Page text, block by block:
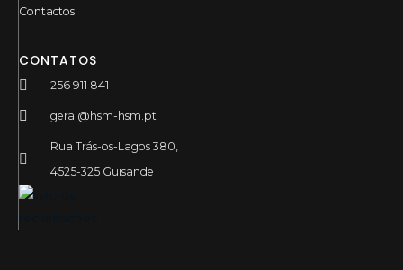
Contactos
CONTATOS
256 911 841
geral@hsm-hsm.pt
Rua Trás-os-Lagos 380,
4525-325 Guisande